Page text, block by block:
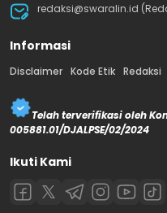
redaksi@swaralin.id
Informasi
Disclaimer Kode Etik Redaksi
Telah terverifikasi oleh
005881.01/DJALPSE/02/2024
Ikuti Kami